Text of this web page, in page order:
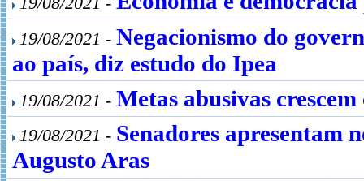
19/08/2021 - Negacionismo do
ao país, diz estudo do Ipea
19/08/2021 - Metas abusivas
19/08/2021 - Senadores apresentam
Augusto Aras